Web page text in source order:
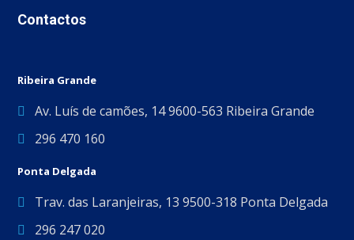
Contactos
Ribeira Grande
Av. Luís de camões, 14 9600-563 Ribeira Grande
296 470 160
Ponta Delgada
Trav. das Laranjeiras, 13 9500-318 Ponta Delgada
296 247 020